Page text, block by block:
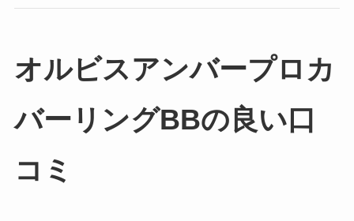
オルビスアンバープロカ
バーリングBBの良い口
コミ